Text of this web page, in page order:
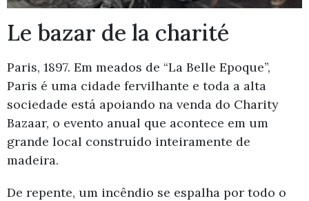
Le bazar de la charité
Paris, 1897. Em meados de “La Belle Epoque”,
Paris é uma cidade fervilhante e toda a alta
sociedade está apoiando na venda do Charity
Bazaar, o evento anual que acontece em um
grande local construído inteiramente de
madeira.
De repente, um incêndio se espalha por todo o